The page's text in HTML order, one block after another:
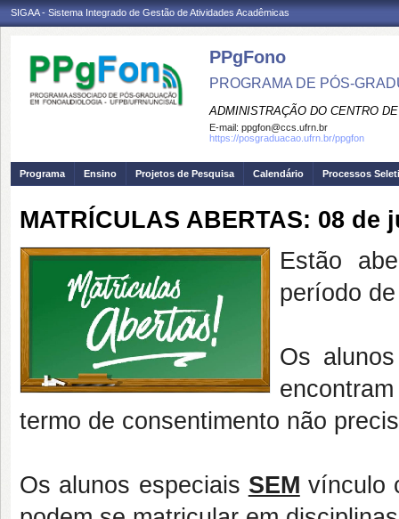
SIGAA - Sistema Integrado de Gestão de Atividades Acadêmicas
PPgFono
PROGRAMA DE PÓS-
ADMINISTRAÇÃO DO CENTRO
E-mail: ppgfon@ccs.ufrn.br
https://posgraduacao.ufrn.br/ppgfon
Programa Ensino Projetos de Pesquisa Calendário Processos
MATRÍCULAS ABERTAS: 08
Estão
período
Os
termo de consentimento não
Os alunos especiais SEM vínculo